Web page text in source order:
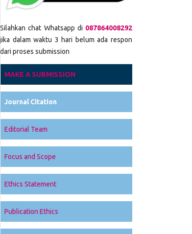
Silahkan chat Whatsapp di 087864008292
jika dalam waktu 3 hari belum ada respon
dari proses submission
MAKE A SUBMISSION
Journal Citation
Editorial Team
Focus and Scope
Ethics Statement
Publication Ethics